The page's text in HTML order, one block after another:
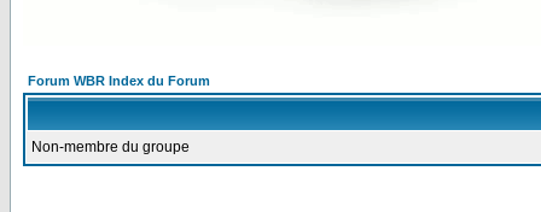
Forum WBR Index du Forum
Non-membre du groupe